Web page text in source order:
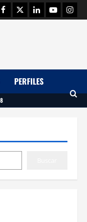
Facebook
TwitterLinkedinYoutube
PERFILES